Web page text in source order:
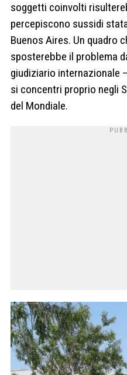
soggetti coinvolti
percepiscono sussidi
Buenos Aires. Un quadro
sposterebbe il problema
giudiziario internazionale
si concentri proprio negli
del Mondiale.